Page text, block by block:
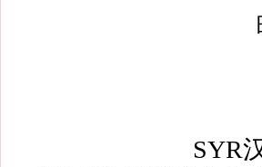
SYR